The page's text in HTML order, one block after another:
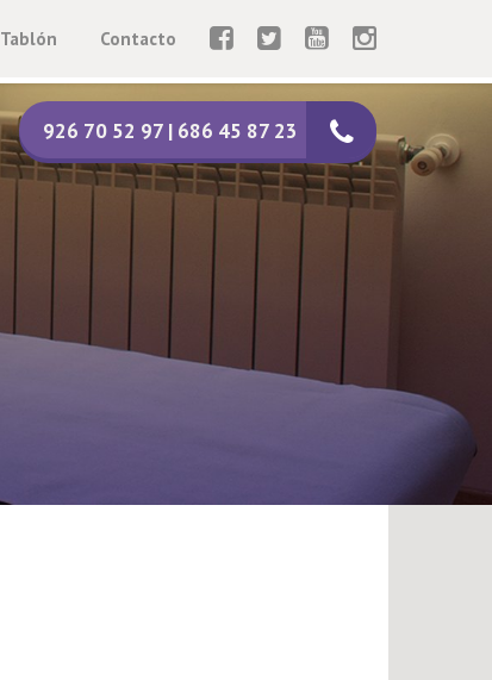
Tablón Contacto
926 70 52 97 | 686 45 87 23